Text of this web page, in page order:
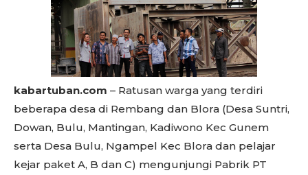
kabartuban.com – Ratusan warga yang terdiri
beberapa desa di Rembang dan Blora (Desa Suntri,
Dowan, Bulu, Mantingan, Kadiwono Kec Gunem
serta Desa Bulu, Ngampel Kec Blora dan pelajar
kejar paket A, B dan C) mengunjungi Pabrik PT